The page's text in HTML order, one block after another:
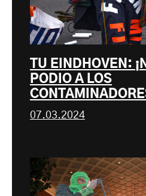
TU EINDHOVEN:
PODIO A LOS
07.03.2024